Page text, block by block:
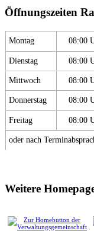
Öffnungszeiten
Montag 08:00
Dienstag 08:00
Mittwoch 08:00
Donnerstag 08:00
Freitag 08:00
oder nach
Weitere